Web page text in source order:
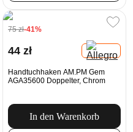
75 zł-41%
44 zł
Handtuchhaken AM.PM Gem
AGA35600 Doppelter, Chrom
In den Warenkorb